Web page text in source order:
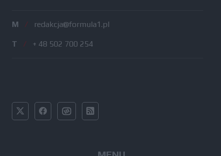
M / redakcja@formula1.pl
T / + 48 502 700 254